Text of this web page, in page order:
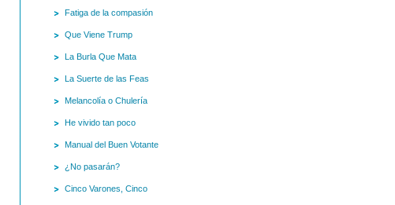
Fatiga de la compasión
Que Viene Trump
La Burla Que Mata
La Suerte de las Feas
Melancolía o Chulería
He vivido tan poco
Manual del Buen Votante
¿No pasarán?
Cinco Varones, Cinco